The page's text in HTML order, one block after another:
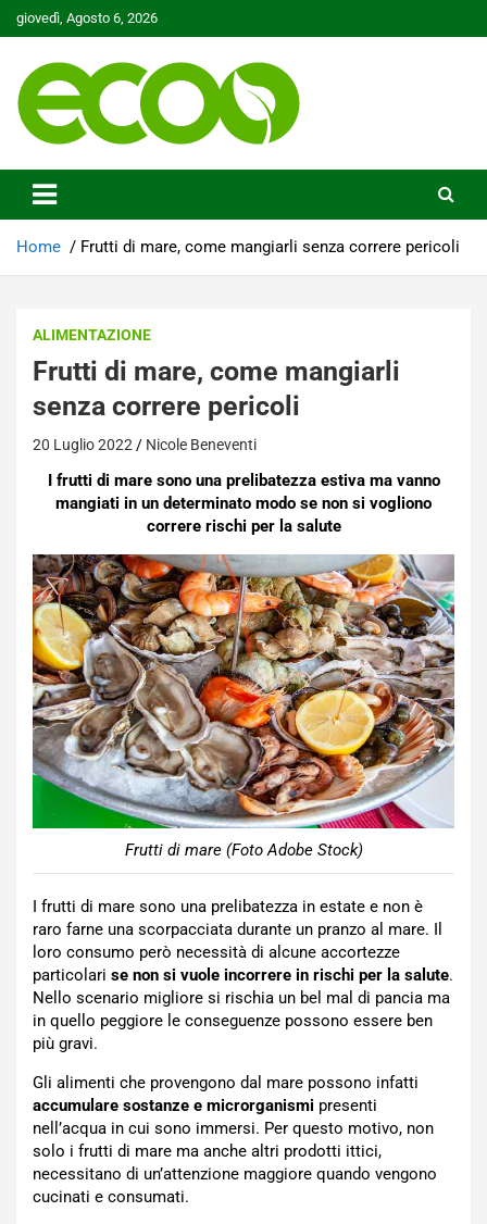
Skip
to
giovedì, Agosto 6, 2026
Ecoo.it
Home Frutti di mare, come mangiarli senza correre pericoli
ALIMENTAZIONE
Frutti di mare, come mangiarli
senza correre pericoli
20 Luglio 2022 Nicole Beneventi
I frutti di mare sono una prelibatezza estiva ma vanno
mangiati in un determinato modo se non si vogliono
correre rischi per la salute
Frutti di mare (Foto Adobe Stock)
I frutti di mare sono una prelibatezza in estate e non è
raro farne una scorpacciata durante un pranzo al mare. Il
loro consumo però necessità di alcune accortezze
particolari se non si vuole incorrere in rischi per la salute.
Nello scenario migliore si rischia un bel mal di pancia ma
in quello peggiore le conseguenze possono essere ben
più gravi.
Gli alimenti che provengono dal mare possono infatti
accumulare sostanze e microrganismi presenti
nell’acqua in cui sono immersi. Per questo motivo, non
solo i frutti di mare ma anche altri prodotti ittici,
necessitano di un’attenzione maggiore quando vengono
cucinati e consumati.